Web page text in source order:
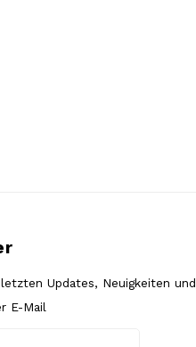
Updates, Neuigkeiten und
E-Mail